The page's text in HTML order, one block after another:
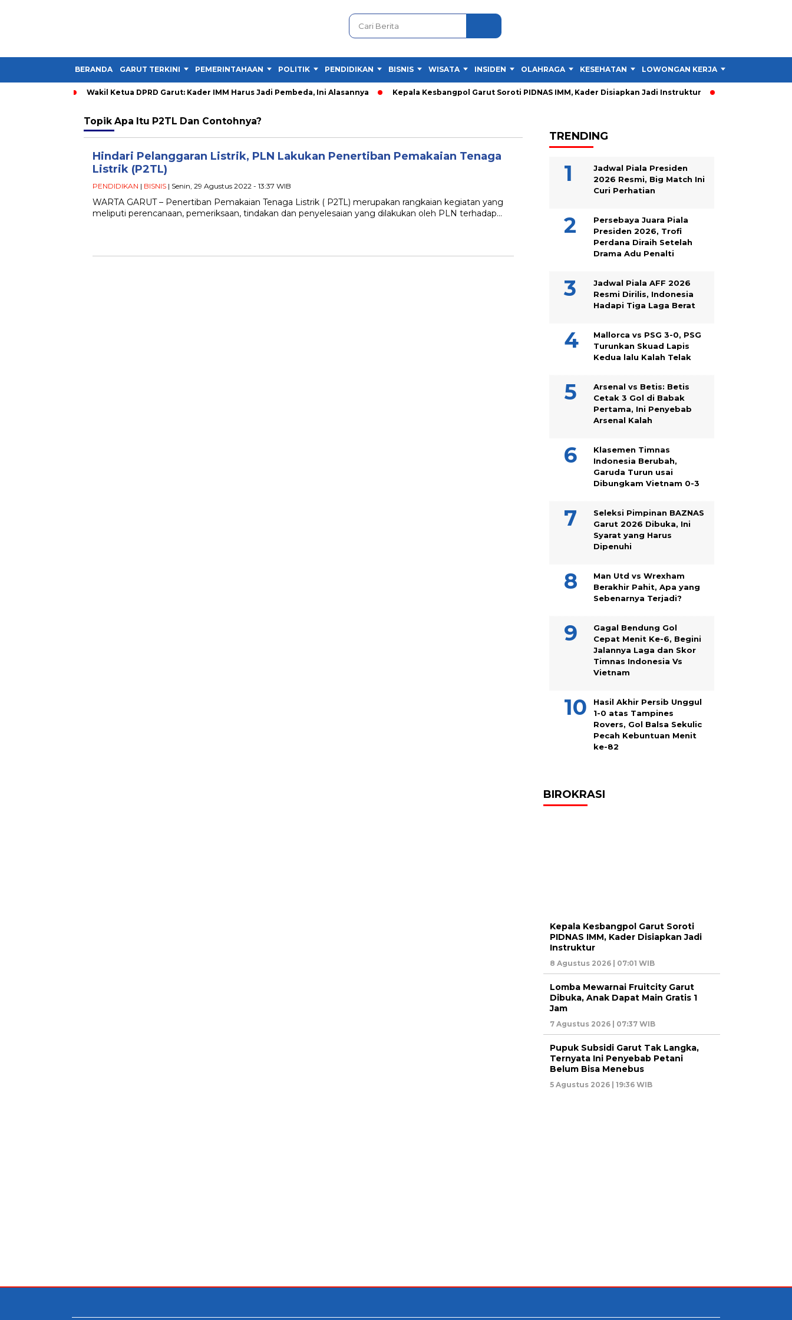
BERANDA GARUT TERKINI PEMERINTAHAAN POLITIK PENDIDIKAN BISNIS WISATA INSIDEN OLAHRAGA KESEHATAN LOWONGAN KERJA
Wakil Ketua DPRD Garut: Kader IMM Harus Jadi Pembeda, Ini Alasannya Kepala Kesbangpol Garut Soroti PIDNAS IMM, Kader Disiapkan Jadi Instruktur
Topik Apa Itu P2TL Dan Contohnya?
Hindari Pelanggaran Listrik, PLN Lakukan Penertiban Pemakaian Tenaga
Listrik (P2TL)
PENDIDIKAN | BISNIS | Senin, 29 Agustus 2022 - 13:37 WIB
WARTA GARUT – Penertiban Pemakaian Tenaga Listrik ( P2TL) merupakan rangkaian kegiatan yang
meliputi perencanaan, pemeriksaan, tindakan dan penyelesaian yang dilakukan oleh PLN terhadap…
TRENDING
Jadwal Piala Presiden
2026 Resmi, Big Match Ini
Curi Perhatian
Persebaya Juara Piala
Presiden 2026, Trofi
Perdana Diraih Setelah
Drama Adu Penalti
Jadwal Piala AFF 2026
Resmi Dirilis, Indonesia
Hadapi Tiga Laga Berat
Mallorca vs PSG 3-0, PSG
Turunkan Skuad Lapis
Kedua lalu Kalah Telak
Arsenal vs Betis: Betis
Cetak 3 Gol di Babak
Pertama, Ini Penyebab
Arsenal Kalah
Klasemen Timnas
Indonesia Berubah,
Garuda Turun usai
Dibungkam Vietnam 0-3
Seleksi Pimpinan BAZNAS
Garut 2026 Dibuka, Ini
Syarat yang Harus
Dipenuhi
Man Utd vs Wrexham
Berakhir Pahit, Apa yang
Sebenarnya Terjadi?
Gagal Bendung Gol
Cepat Menit Ke-6, Begini
Jalannya Laga dan Skor
Timnas Indonesia Vs
Vietnam
Hasil Akhir Persib Unggul
1-0 atas Tampines
Rovers, Gol Balsa Sekulic
Pecah Kebuntuan Menit
ke-82
BIROKRASI
Kepala Kesbangpol Garut Soroti
PIDNAS IMM, Kader Disiapkan Jadi
Instruktur
8 Agustus 2026 | 07:01 WIB
Lomba Mewarnai Fruitcity Garut
Dibuka, Anak Dapat Main Gratis 1
Jam
7 Agustus 2026 | 07:37 WIB
Pupuk Subsidi Garut Tak Langka,
Ternyata Ini Penyebab Petani
Belum Bisa Menebus
5 Agustus 2026 | 19:36 WIB